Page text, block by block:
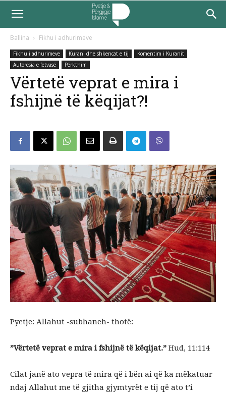
Ballina Fikhu i adhurimeve
Fikhu i adhurimeve Kurani dhe shkencat e tij
Komentim i Kuranit
Autorësia e fetvasë
Përkthim
Vërtetë veprat e mira i
fshijnë të këqijat?!
Pyetje: Allahut -subhaneh- thotë:
”Vërtetë veprat e mira i fshijnë të këqijat.” Hud, 11:114
Cilat janë ato vepra të mira që i bën ai që ka mëkatuar
ndaj Allahut me të gjitha gjymtyrët e tij që ato t’i